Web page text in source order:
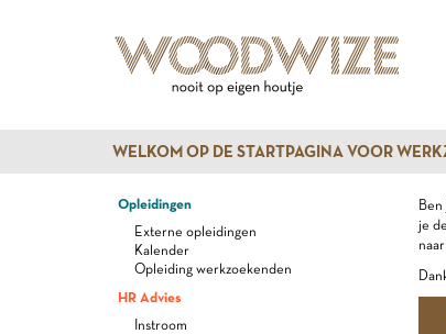
WELKOM OP DE STARTPAGINA VOOR
Opleidingen
Externe opleidingen
Kalender
Opleiding werkzoekenden
HR Advies
Instroom
je